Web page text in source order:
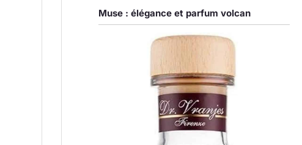
Muse : élégance et parfum volcan